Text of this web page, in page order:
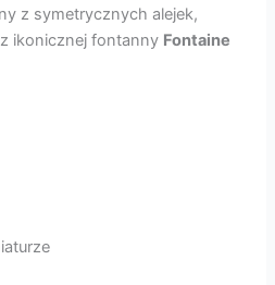
z symetrycznych alejek,
ikonicznej fontanny Fontaine